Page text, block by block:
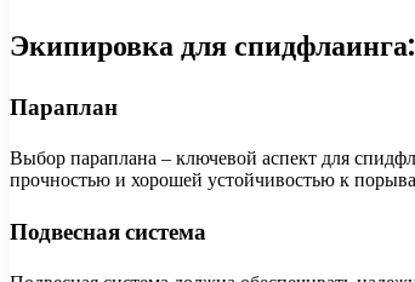
Экипировка для
Параплан
Выбор параплана – ключевой аспект для
прочностью и хорошей устойчивостью к
Подвесная система